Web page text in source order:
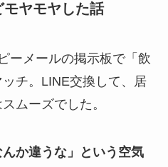
ヤモヤした話
ーメールの掲示板で「飲
チ。LINE交換して、居
ムーズでした。
んか違うな」という空気